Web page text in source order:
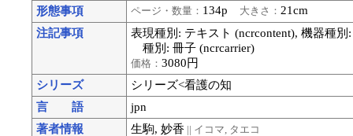
形態事項
ページ・数量： 134p 大きさ： 21cm
注記事項
表現種別: テキスト (ncrcontent), 機器種
種別: 冊子 (ncrcarrier)
価格：3080円
シリーズ
シリーズ<看護の知
言 語
jpn
著者情報
生駒, 妙香 || イコマ, タエコ